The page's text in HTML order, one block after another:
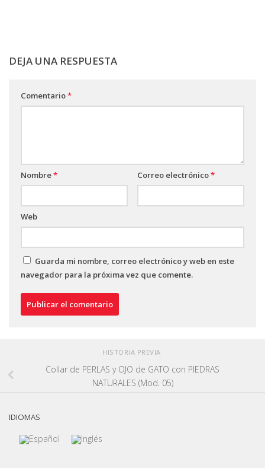
DEJA UNA RESPUESTA
Comentario*
Nombre* Correo electrónico*
Web
Guarda mi nombre, correo electrónico y web en este
navegador para la próxima vez que comente.
HISTORIA PREVIA
Collar de PERLAS y OJO de GATO con PIEDRAS
NATURALES (Mod. 05)
IDIOMAS